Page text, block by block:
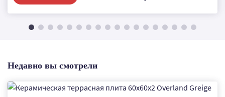
Недавно вы смотрели